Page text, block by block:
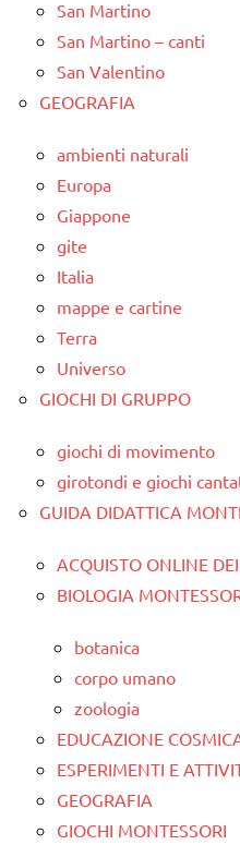
San Martino
San Martino – canti
San Valentino
GEOGRAFIA
ambienti naturali
Europa
Giappone
gite
Italia
mappe e cartine
Terra
Universo
GIOCHI DI GRUPPO
giochi di movimento
girotondi e giochi
GUIDA DIDATTICA
ACQUISTO ONLINE
BIOLOGIA
botanica
corpo umano
zoologia
EDUCAZIONE
ESPERIMENTI E
GEOGRAFIA
GIOCHI MONTESSORI